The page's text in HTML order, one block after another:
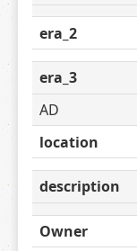
era_2
era_3
AD
location
description
Owner